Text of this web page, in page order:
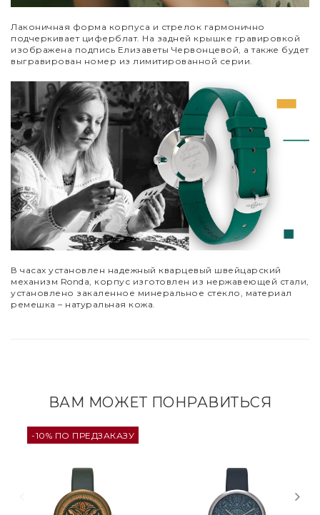
Лаконичная форма корпуса и стрелок гармонично
подчеркивает циферблат. На задней крышке гравировкой
изображена подпись Елизаветы Червонцевой, а также будет
выгравирован номер из лимитированной серии.
В часах установлен надежный кварцевый швейцарский
механизм Ronda, корпус изготовлен из нержавеющей стали,
установлено закаленное минеральное стекло, материал
ремешка – натуральная кожа.
ВАМ МОЖЕТ ПОНРАВИТЬСЯ
-10% ПО ПРЕДЗАКАЗУ